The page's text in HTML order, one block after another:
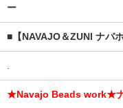
ー
■【NAVAJO＆ZUNI ナバ
★Navajo Beads work★ナ